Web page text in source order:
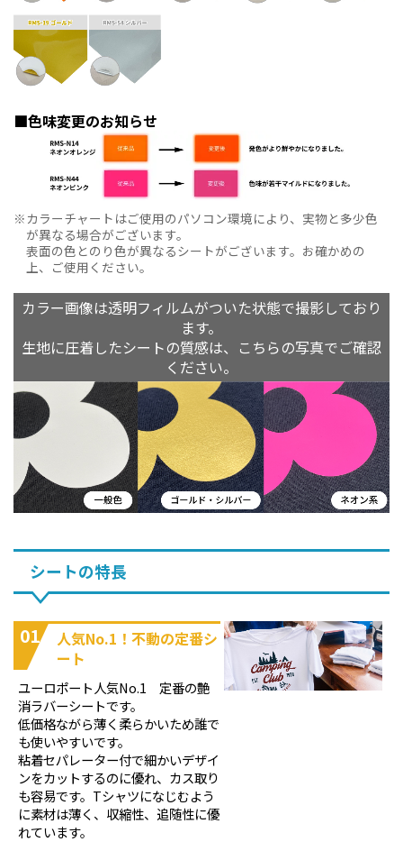
■色味変更のお知らせ
カラーチャートはご使用のパソコン環境により、実物と多少色
が異なる場合がございます。
表面の色とのり色が異なるシートがございます。お確かめの
上、ご使用ください。
カラー画像は透明フィルムがついた状態で撮影しており
ます。
生地に圧着したシートの質感は、こちらの写真でご確認
ください。
シートの特長
01
人気No.1！不動の定番シ
ート
ユーロポート人気No.1 定番の艶
消ラバーシートです。
低価格ながら薄く柔らかいため誰で
も使いやすいです。
粘着セパレーター付で細かいデザイ
ンをカットするのに優れ、カス取り
も容易です。Tシャツになじむよう
に素材は薄く、収縮性、追随性に優
れています。